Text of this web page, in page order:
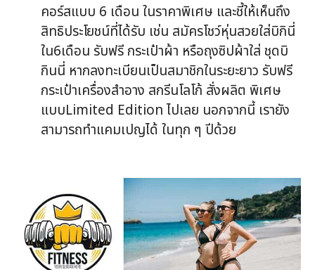
คอร์สแบบ 6 เดือน ในราคาพิเศษ และชี้ให้เห็นถึง
สิทธิประโยชน์ที่ได้รับ เช่น สมัครโชว์หุ่นสวยใส่บิกินี่
ใน6เดือน รับฟรี กระเป๋าผ้า หรือถุงซิปผ้าใส่ ชุดบิ
กินนี่ หากลงทะเบียนเป็นสมาชิกในระยะยาว รับฟรี
กระเป๋าเครื่องสำอาง สกรีนโลโก้ สั่งผลิต พิเศษ
แบบLimited Edition ไปเลย นอกจากนี้ เรายัง
สามารถทำแคมเปญได้ ในทุก ๆ ปีด้วย